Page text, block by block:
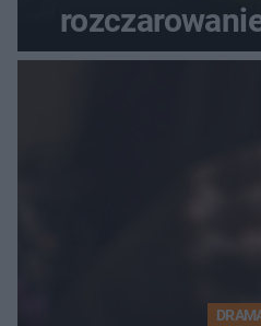
obwinianie.